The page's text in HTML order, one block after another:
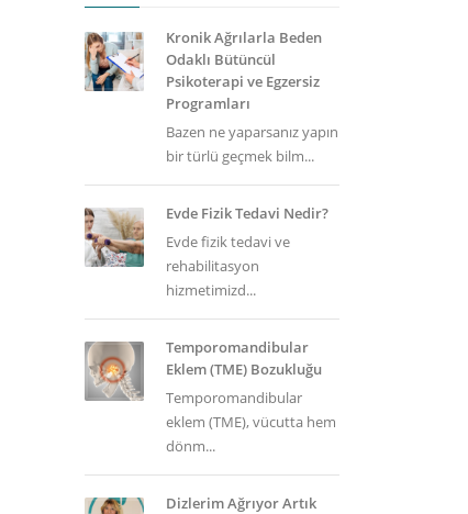
Kronik Ağrılarla Beden
Odaklı Bütüncül
Psikoterapi ve Egzersiz
Programları
Bazen ne yaparsanız yapın
bir türlü geçmek bilm...
Evde Fizik Tedavi Nedir?
Evde fizik tedavi ve
rehabilitasyon
hizmetimizd...
Temporomandibular
Eklem (TME) Bozukluğu
Temporomandibular
eklem (TME), vücutta hem
dönm...
Dizlerim Ağrıyor Artık